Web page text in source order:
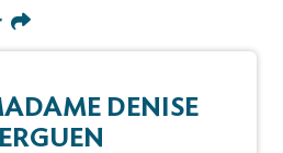
DENISE